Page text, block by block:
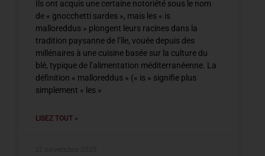
Ils ont acquis une certaine notoriété sous le nom
de « gnocchetti sardes », mais les « is
malloreddus » plongent leurs racines dans la
tradition paysanne de l’île, vouée depuis des
millénaires à une cuisine basée sur la culture du
blé, typique de l’alimentation méditerranéenne. La
définition « malloreddus » (« is » signifie plus
simplement « les »
LISEZ TOUT »